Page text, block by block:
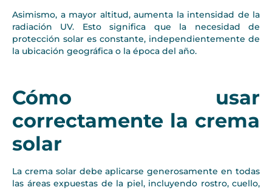
Asimismo, a mayor altitud, aumenta la intensidad de la
radiación UV. Esto significa que la necesidad de
protección solar es constante, independientemente de
la ubicación geográfica o la época del año.
Cómo usar
correctamente la crema
solar
La crema solar debe aplicarse generosamente en todas
las áreas expuestas de la piel, incluyendo rostro, cuello,